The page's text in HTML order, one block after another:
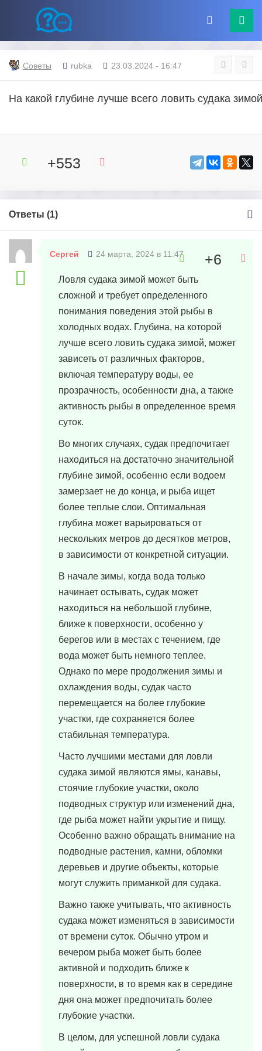
Советы rubka 23.03.2024 - 16:47
На какой глубине лучше всего ловить судака
+553
Ответы (1)
Сергей 24 марта, 2024 в 11:47
Ловля судака зимой может быть
сложной и требует определенного
понимания поведения этой рыбы в
холодных водах. Глубина, на которой
лучше всего ловить судака зимой, может
зависеть от различных факторов,
включая температуру воды, ее
прозрачность, особенности дна, а также
активность рыбы в определенное время
суток.
Во многих случаях, судак предпочитает
находиться на достаточно значительной
глубине зимой, особенно если водоем
замерзает не до конца, и рыба ищет
более теплые слои. Оптимальная
глубина может варьироваться от
нескольких метров до десятков метров,
в зависимости от конкретной ситуации.
В начале зимы, когда вода только
начинает остывать, судак может
находиться на небольшой глубине,
ближе к поверхности, особенно у
берегов или в местах с течением, где
вода может быть немного теплее.
Однако по мере продолжения зимы и
охлаждения воды, судак часто
перемещается на более глубокие
участки, где сохраняется более
стабильная температура.
Часто лучшими местами для ловли
судака зимой являются ямы, канавы,
стоячие глубокие участки, около
подводных структур или изменений дна,
где рыба может найти укрытие и пищу.
Особенно важно обращать внимание на
подводные растения, камни, обломки
деревьев и другие объекты, которые
могут служить приманкой для судака.
Важно также учитывать, что активность
судака может изменяться в зависимости
от времени суток. Обычно утром и
вечером рыба может быть более
активной и подходить ближе к
поверхности, в то время как в середине
дня она может предпочитать более
глубокие участки.
В целом, для успешной ловли судака
+6